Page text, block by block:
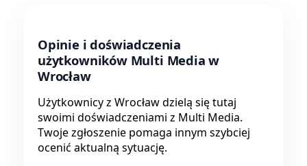
Opinie i doświadczenia
użytkowników Multi Media w
Wrocław
Użytkownicy z Wrocław dzielą się tutaj
swoimi doświadczeniami z Multi Media.
Twoje zgłoszenie pomaga innym szybciej
ocenić aktualną sytuację.